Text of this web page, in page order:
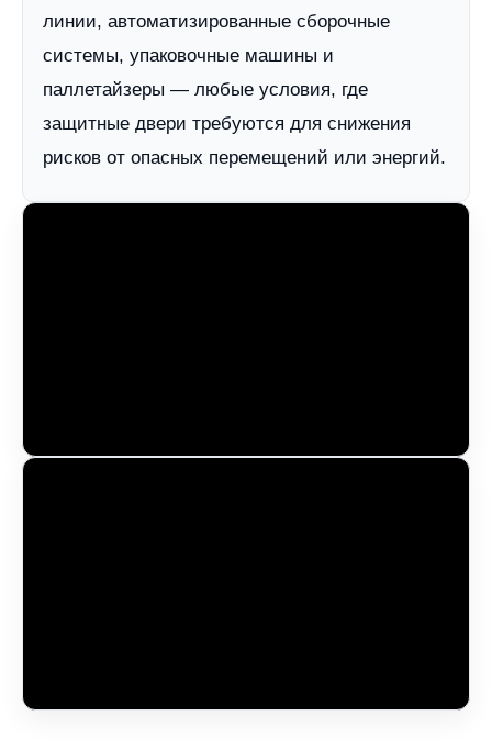
линии, автоматизированные сборочные
системы, упаковочные машины и
паллетайзеры — любые условия, где
защитные двери требуются для снижения
рисков от опасных перемещений или энергий.